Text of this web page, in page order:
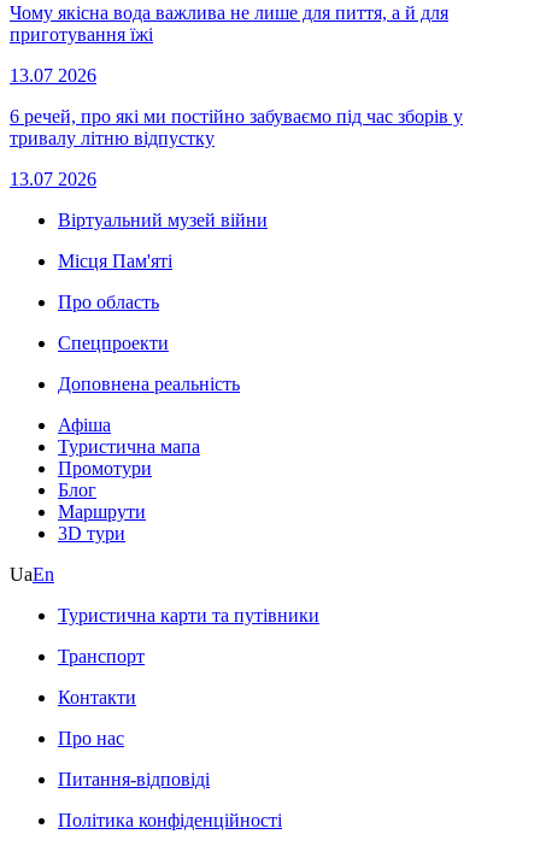
Чому якісна вода важлива не лише для пиття, а й для
приготування їжі
13.07 2026
6 речей, про які ми постійно забуваємо під час зборів у
тривалу літню відпустку
13.07 2026
Віртуальний музей війни
Місця Пам'яті
Про область
Спецпроекти
Доповнена реальність
Афіша
Туристична мапа
Промотури
Блог
Маршрути
3D тури
UaEn
Туристична карти та путівники
Транспорт
Контакти
Про нас
Питання-відповіді
Політика конфіденційності